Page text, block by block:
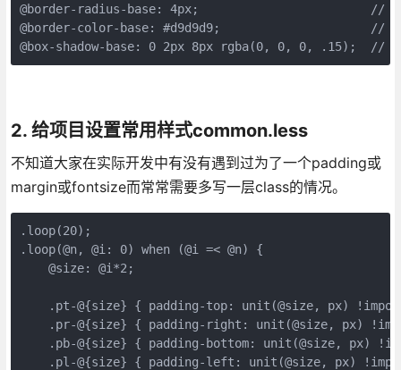
@border-radius-base: 4px;                        // 组
@border-color-base: #d9d9d9;                     // 边
@box-shadow-base: 0 2px 8px rgba(0, 0, 0, .15);  // 浮
2. 给项目设置常用样式common.less
不知道大家在实际开发中有没有遇到过为了一个padding或
margin或fontsize而常常需要多写一层class的情况。
.loop(20);
.loop(@n, @i: 0) when (@i =< @n) {
    @size: @i*2;
.pt-@{size} { padding-top: unit(@size, px)
.pr-@{size} { padding-right: unit(@size, px)
.pb-@{size} { padding-bottom: unit(@size, px)
.pl-@{size} { padding-left: unit(@size, px)